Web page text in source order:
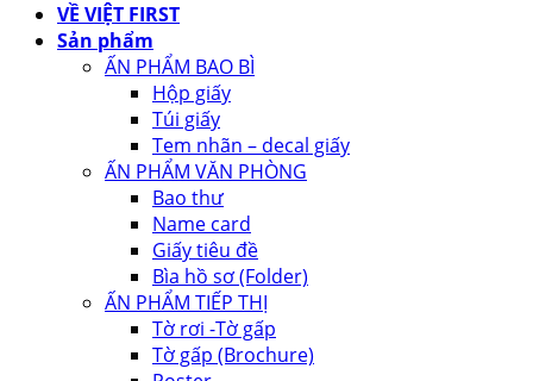
VỀ VIỆT FIRST
Sản phẩm
ẤN PHẨM BAO BÌ
Hộp giấy
Túi giấy
Tem nhãn – decal giấy
ẤN PHẨM VĂN PHÒNG
Bao thư
Name card
Giấy tiêu đề
Bìa hồ sơ (Folder)
ẤN PHẨM TIẾP THỊ
Tờ rơi -Tờ gấp
Tờ gấp (Brochure)